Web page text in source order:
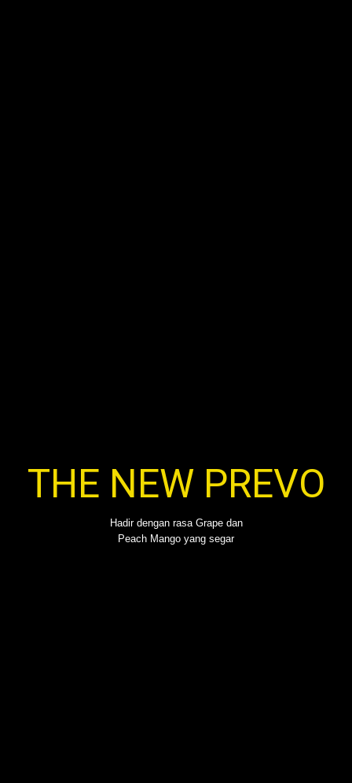
THE NEW PREVO
Hadir dengan rasa Grape dan
Peach Mango yang segar